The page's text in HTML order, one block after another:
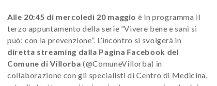
Alle 20:45 di mercoledì 20 maggio è in programma il
terzo appuntamento della serie “Vivere bene e sani si
può: con la prevenzione”. L’incontro si svolgerà in
diretta streaming dalla Pagina Facebook del
Comune di Villorba(@ComuneVillorba) in
collaborazione con gli specialisti di Centro di Medicina,